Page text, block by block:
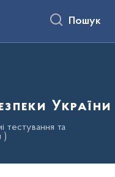
Пошук
України
тестування та
)